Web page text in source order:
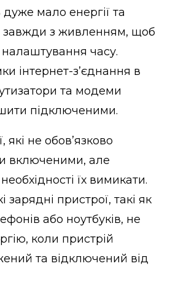
мало енергії та
завжди з живленням, щоб
часу.
інтернет-з’єднання в
та модеми
підключеними.
які не обов’язково
включеними, але
їх вимикати.
пристрої, такі як
або ноутбуків, не
коли пристрій
та відключений від